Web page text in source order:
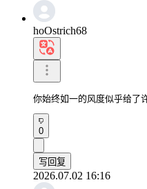
hoOstrich68
你始终如一的风度似乎给了
0
写回复
2026.07.02 16:16